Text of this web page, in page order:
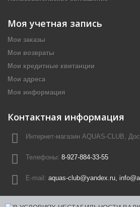
Моя учетная запись
Мои заказы
Мои возвраты
Мои кредитные квитанции
Мои адреса
Моя информация
Контактная информация
Интернет-магазин AQUAS-CLUB,
Телефоны: 8-927-884-33-55
E-mail: aquas-club@yandex.ru,